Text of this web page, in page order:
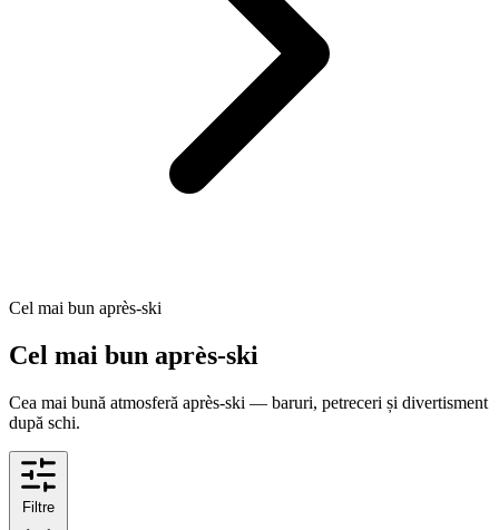
Cel mai bun après-ski
Cel mai bun après-ski
Cea mai bună atmosferă après-ski — baruri, petreceri și divertisment
după schi.
Filtre